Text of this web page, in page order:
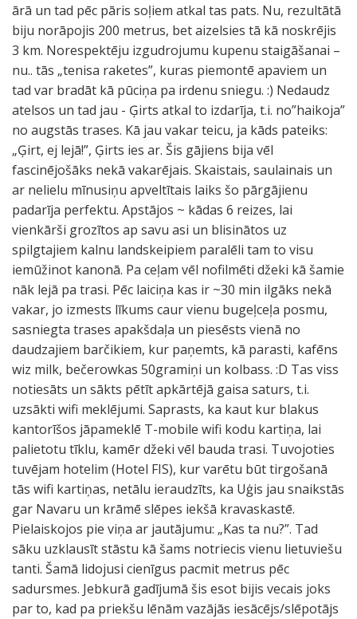
ārā un tad pēc pāris soļiem atkal tas pats. Nu, rezultātā
biju norāpojis 200 metrus, bet aizelsies tā kā noskrējis
3 km. Norespektēju izgudrojumu kupenu staigāšanai –
nu.. tās „tenisa raketes”, kuras piemontē apaviem un
tad var bradāt kā pūciņa pa irdenu sniegu. :) Nedaudz
atelsos un tad jau - Ģirts atkal to izdarīja, t.i. no”haikoja”
no augstās trases. Kā jau vakar teicu, ja kāds pateiks:
„Ģirt, ej lejā!”, Ģirts ies ar. Šis gājiens bija vēl
fascinējošāks nekā vakarējais. Skaistais, saulainais un
ar nelielu mīnusiņu apveltītais laiks šo pārgājienu
padarīja perfektu. Apstājos ~ kādas 6 reizes, lai
vienkārši grozītos ap savu asi un blisinātos uz
spilgtajiem kalnu landskeipiem paralēli tam to visu
iemūžinot kanonā. Pa ceļam vēl nofilmēti džeki kā šamie
nāk lejā pa trasi. Pēc laiciņa kas ir ~30 min ilgāks nekā
vakar, jo izmests līkums caur vienu bugeļceļa posmu,
sasniegta trases apakšdaļa un piesēsts vienā no
daudzajiem barčikiem, kur paņemts, kā parasti, kafēns
wiz milk, bečerowkas 50gramiņi un kolbass. :D Tas viss
notiesāts un sākts pētīt apkārtējā gaisa saturs, t.i.
uzsākti wifi meklējumi. Saprasts, ka kaut kur blakus
kantorīšos jāpameklē T-mobile wifi kodu kartiņa, lai
palietotu tīklu, kamēr džeki vēl bauda trasi. Tuvojoties
tuvējam hotelim (Hotel FIS), kur varētu būt tirgošanā
tās wifi kartiņas, netālu ieraudzīts, ka Uģis jau snaikstās
gar Navaru un krāmē slēpes iekšā kravaskastē.
Pielaiskojos pie viņa ar jautājumu: „Kas ta nu?”. Tad
sāku uzklausīt stāstu kā šams notriecis vienu lietuviešu
tanti. Šamā lidojusi cienīgus pacmit metrus pēc
sadursmes. Jebkurā gadījumā šis esot bijis vecais joks
par to, kad pa priekšu lēnām vazājās iesācējs/slēpotājs